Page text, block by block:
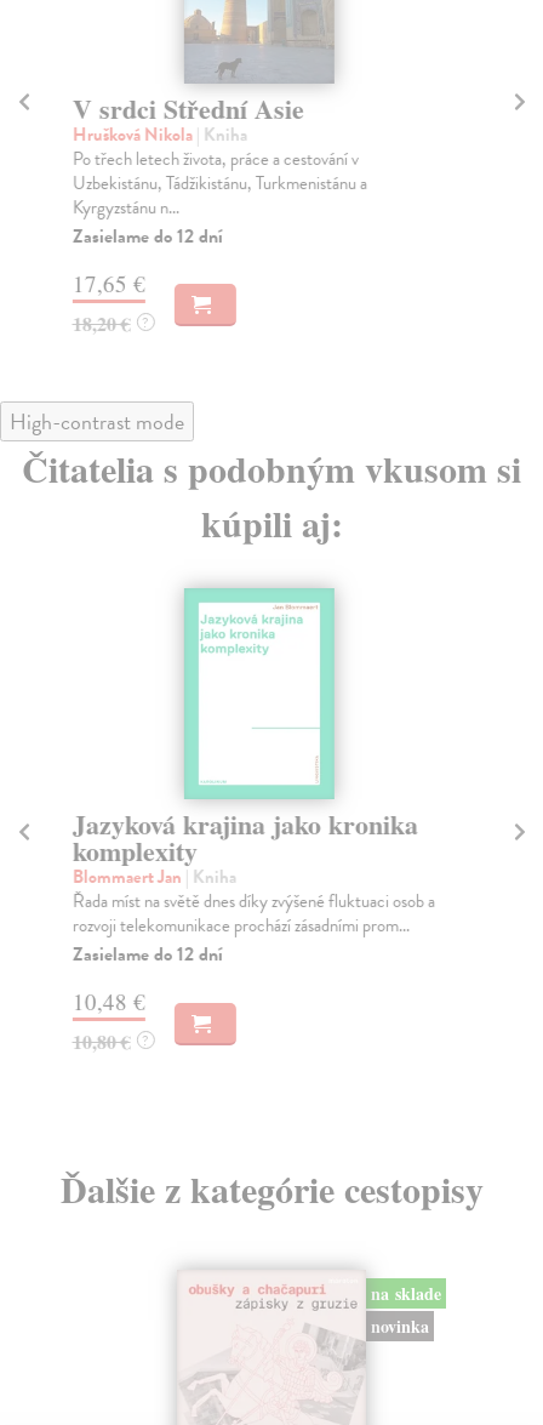
V srdci Střední Asie
Hrušková Nikola| Kniha
Po třech letech života, práce a cestování v
Uzbekistánu, Tádžikistánu, Turkmenistánu a
Kyrgyzstánu n...
Zasielame do 12 dní
17,65 €
18,20 € ?
High-contrast mode
Čitatelia s podobným vkusom si
kúpili aj:
Jazyková krajina jako kronika
komplexity
Blommaert Jan | Kniha
Řada míst na světě dnes díky zvýšené fluktuaci osob a
rozvoji telekomunikace prochází zásadními prom...
Zasielame do 12 dní
10,48 €
10,80 € ?
Ďalšie z kategórie cestopisy
na sklade
novinka